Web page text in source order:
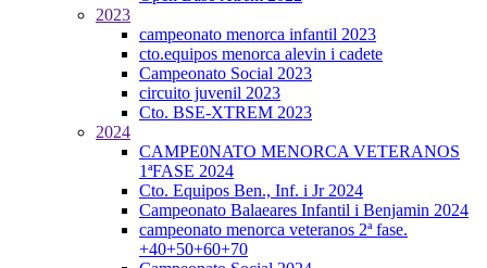
2023
campeonato menorca infantil 2023
cto.equipos menorca alevin i cadete
Campeonato Social 2023
circuito juvenil 2023
Cto. BSE-XTREM 2023
2024
CAMPE0NATO MENORCA VETERANOS
1ªFASE 2024
Cto. Equipos Ben., Inf. i Jr 2024
Campeonato Balaeares Infantil i Benjamin 2024
campeonato menorca veteranos 2ª fase.
+40+50+60+70